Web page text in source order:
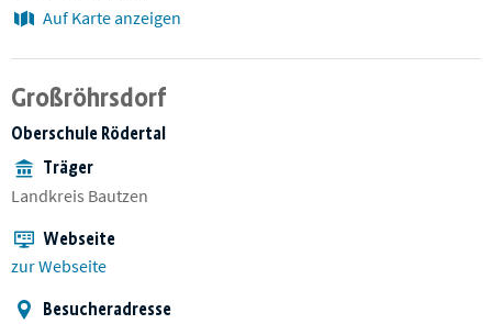
Auf Karte anzeigen
Großröhrsdorf
Oberschule Rödertal
Träger
Landkreis Bautzen
Webseite
zur Webseite
Besucheradresse